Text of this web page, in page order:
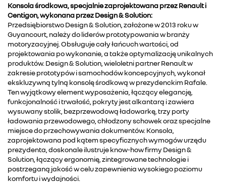
Konsola środkowa, specjalnie zaprojektowana przez Renault i
Centigon, wykonana przez Design & Solution:
Przedsiębiorstwo Design & Solution, założone w 2013 roku w
Guyancourt, należy do liderów prototypowania w branży
motoryzacyjnej. Obsługuje cały łańcuch wartości, od
projektowania po wykonanie, a także optymalizację unikalnych
produktów. Design & Solution, wieloletni partner Renault w
zakresie prototypów i samochodów koncepcyjnych, wykonał
ekskluzywną tylną konsolę środkową w prezydenckim Rafale.
Ten wyjątkowy element wyposażenia, łączący elegancję,
funkcjonalność i trwałość, pokryty jest alkantarą i zawiera
wysuwany stolik, bezprzewodową ładowarkę, trzy porty
ładowania przewodowego, chłodzony schowek oraz specjalne
miejsce do przechowywania dokumentów. Konsola,
zaprojektowana pod kątem specyficznych wymogów urzędu
prezydenta, doskonale ilustruje know-how firmy Design &
Solution, łączący ergonomię, zintegrowane technologie i
postrzeganą jakość w celu zapewnienia wysokiego poziomu
komfortu i wydajności.